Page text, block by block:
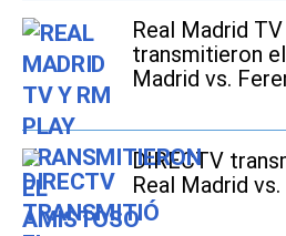
Real Madrid
transmitieron
Madrid vs.
DIRECTV
Real Madrid